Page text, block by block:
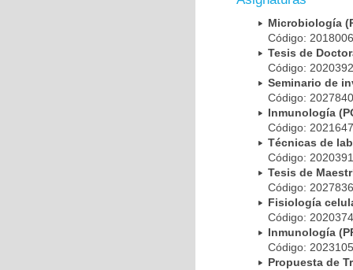
Microbiología
Código:
Tesis de
Código:
Seminario de
Código:
Inmunología
Código:
Técnicas de
Código:
Tesis de
Código:
Fisiología
Código:
Inmunología
Código:
Propuesta de